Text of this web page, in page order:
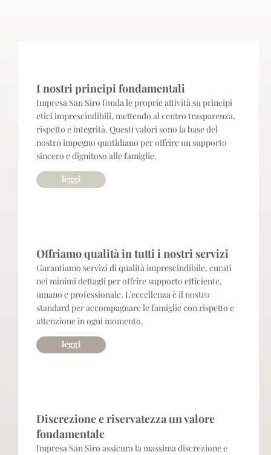
I nostri principi fondamentali
Impresa San Siro fonda le proprie attività su principi
etici imprescindibili, mettendo al centro trasparenza,
rispetto e integrità. Questi valori sono la base del
nostro impegno quotidiano per offrire un supporto
sincero e dignitoso alle famiglie.
leggi
Offriamo qualità in tutti i nostri servizi
Garantiamo servizi di qualità imprescindibile, curati
nei minimi dettagli per offrire supporto efficiente,
umano e professionale. L’eccellenza è il nostro
standard per accompagnare le famiglie con rispetto e
attenzione in ogni momento.
leggi
Discrezione e riservatezza un valore
fondamentale
Impresa San Siro assicura la massima discrezione e